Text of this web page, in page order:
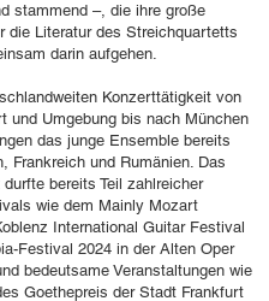
stammend –, die ihre große
die Literatur des Streichquartetts
darin aufgehen.
Konzerttätigkeit von
und Umgebung bis nach München
das junge Ensemble bereits
Frankreich und Rumänien. Das
bereits Teil zahlreicher
wie dem Mainly Mozart
International Guitar Festival
Festival 2024 in der Alten Oper
bedeutsame Veranstaltungen wie
Goethepreis der Stadt Frankfurt